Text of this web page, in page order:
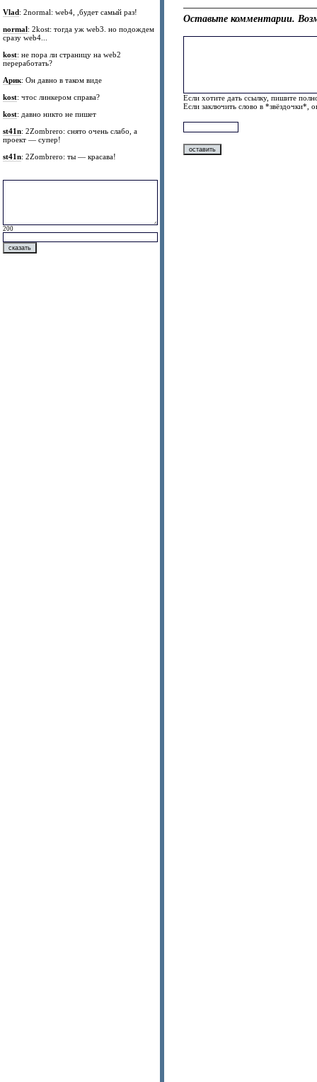
Vlad: 2normal: web4, ,будет самый раз!
normal: 2kost: тогда уж web3. но подождем
сразу web4...
kost: не пора ли страницу на web2
переработать?
Арик: Он давно в таком виде
kost: чтос линкером справа?
kost: давно никто не пишет
st41n: 2Zombrero: снято очень слабо, а
проект — супер!
st41n: 2Zombrero: ты — красава!
200
Оставьте комментарии.
Если хотите дать ссылку, пишите
Если заключить слово в *звёздочки*,